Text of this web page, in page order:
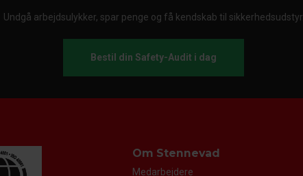
Undgå arbejdsulykker, spar penge og få kendskab til sikkerhedsudstyr.
Bestil din Safety-Audit i dag
Om Stennevad
Medarbejdere